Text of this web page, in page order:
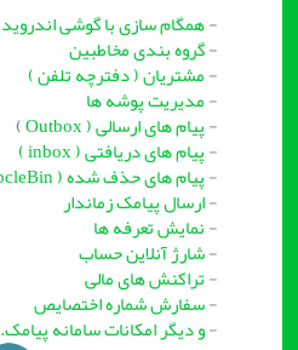
همگام سازی با گوشی اندروید
گروه بندی مخاطبین
مشتریان ( دفترچه تلفن )
مدیریت پوشه ها
پیام های ارسالی ( Outbox )
پیام های دریافتی ( inbox )
پیام های حذف شده ( RecybcleBin )
ارسال پیامک زماندار
نمایش تعرفه ها
شارژ آنلاین حساب
تراکنش های مالی
سفارش شماره اختصایص
و دیگر امکانات سامانه پیامک....